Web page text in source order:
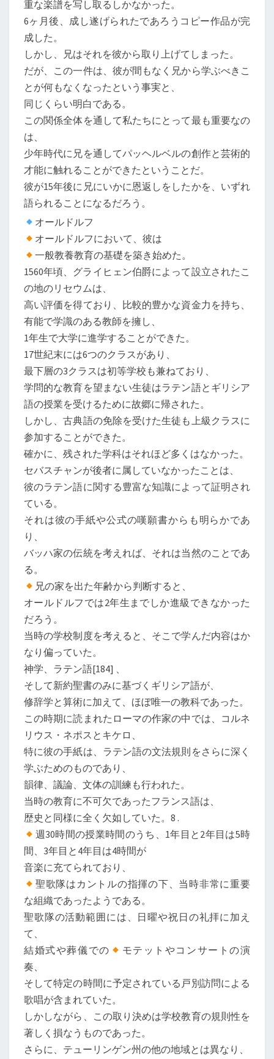
重な楽譜を写し取るしかなかった。
6ヶ月後、成し遂げられたであろうコピー作品が完
成した。
しかし、兄はそれを彼から取り上げてしまった。
だが、この一件は、彼が間もなく兄から学ぶべきこ
とが何もなくなったという事実と、
同じくらい明白である。
この関係全体を通して私たちにとって最も重要なの
は、
少年時代に兄を通してパッヘルベルの創作と芸術的
才能に触れることができたということだ。
彼が15年後に兄にいかに恩返しをしたかを、いずれ
語られることになるだろう。
オールドルフ
オールドルフにおいて、彼は
一般教養教育の基礎を築き始めた。
1560年頃、グライヒェン伯爵によって設立されたこ
の地のリセウムは、
高い評価を得ており、比較的豊かな資金力を持ち、
有能で学識のある教師を擁し、
1年生で大学に進学することができた。
17世紀末には6つのクラスがあり、
最下層の3クラスは初等学校も兼ねており、
学問的な教育を望まない生徒はラテン語とギリシア
語の授業を受けるために故郷に帰された。
しかし、古典語の免除を受けた生徒も上級クラスに
参加することができた。
確かに、残された学科はそれほど多くはなかった。
セバスチャンが後者に属していなかったことは、
彼のラテン語に関する豊富な知識によって証明され
ている。
それは彼の手紙や公式の嘆願書からも明らかであ
り、
バッハ家の伝統を考えれば、それは当然のことであ
る。
兄の家を出た年齢から判断すると、
オールドルフでは2年生までしか進級できなかった
だろう。
当時の学校制度を考えると、そこで学んだ内容はか
なり偏っていた。
神学、ラテン語[184] 、
そして新約聖書のみに基づくギリシア語が、
修辞学と算術に加えて、ほぼ唯一の教科であった。
この時期に読まれたローマの作家の中では、コルネ
リウス・ネポスとキケロ、
特に彼の手紙は、ラテン語の文法規則をさらに深く
学ぶためのものであり、
韻律、議論、文体の訓練も行われた。
当時の教育に不可欠であったフランス語は、
歴史と同様に全く欠如していた。8 .
週30時間の授業時間のうち、1年目と2年目は5時
間、3年目と4年目は4時間が
音楽に充てられており、
聖歌隊はカントルの指揮の下、当時非常に重要
な組織であったようである。
聖歌隊の活動範囲には、日曜や祝日の礼拝に加え
て、
結婚式や葬儀での
モテットやコンサートの演
奏、
そして特定の時間に予定されている戸別訪問による
歌唱が含まれていた。
しかしながら、この取り決めは学校教育の規則性を
著しく損なうものであった。
さらに、テューリンゲン州の他の地域とは異なり、